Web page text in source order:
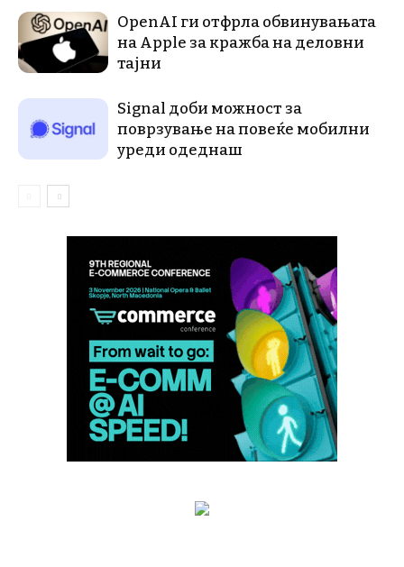
OpenAI ги отфрла обвинувањата
на Apple за кражба на деловни
тајни
Signal доби можност за
поврзување на повеќе мобилни
уреди одеднаш